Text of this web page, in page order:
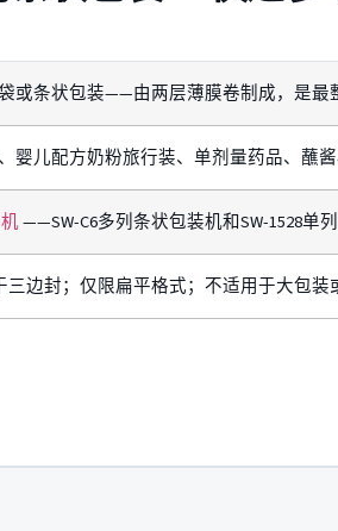
或条状包装——由两层薄膜卷制成，是最
婴儿配方奶粉旅行装、单剂量药品、蘸
——SW-C6多列条状包装机和SW-1528单
边封；仅限扁平格式；不适用于大包装